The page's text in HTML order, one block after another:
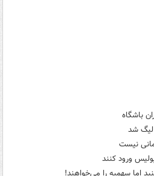
باشگاه
لیگ شد
ورود کنند
اما سهمیه را می‌خواهند!